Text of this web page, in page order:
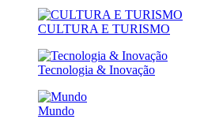
CULTURA E TURISMO
Tecnologia & Inovação
Mundo